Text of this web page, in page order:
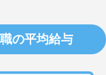
の平均給与